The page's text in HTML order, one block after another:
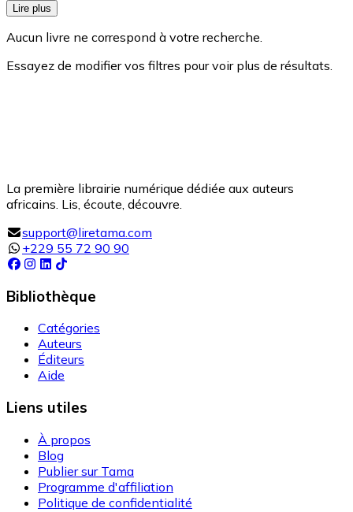
Lire plus
Aucun livre ne correspond à votre recherche.
Essayez de modifier vos filtres pour voir plus de résultats.
La première librairie numérique dédiée aux auteurs
africains. Lis, écoute, découvre.
support@liretama.com
+229 55 72 90 90
Bibliothèque
Catégories
Auteurs
Éditeurs
Aide
Liens utiles
À propos
Blog
Publier sur Tama
Programme d'affiliation
Politique de confidentialité